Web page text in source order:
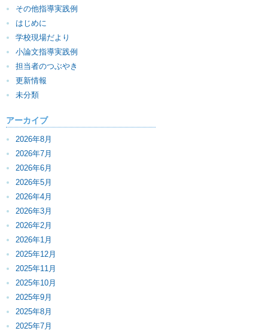
その他指導実践例
はじめに
学校現場だより
小論文指導実践例
担当者のつぶやき
更新情報
未分類
アーカイブ
2026年8月
2026年7月
2026年6月
2026年5月
2026年4月
2026年3月
2026年2月
2026年1月
2025年12月
2025年11月
2025年10月
2025年9月
2025年8月
2025年7月